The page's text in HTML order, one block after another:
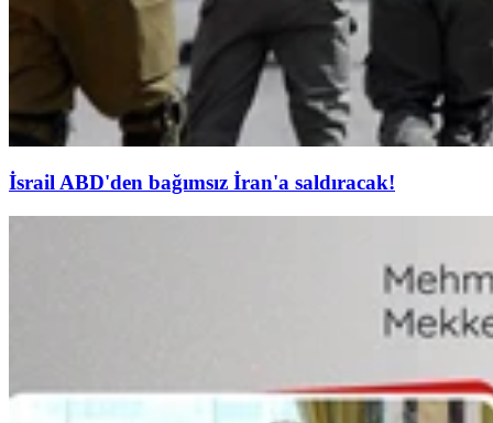
İsrail ABD'den bağımsız İran'a saldıracak!